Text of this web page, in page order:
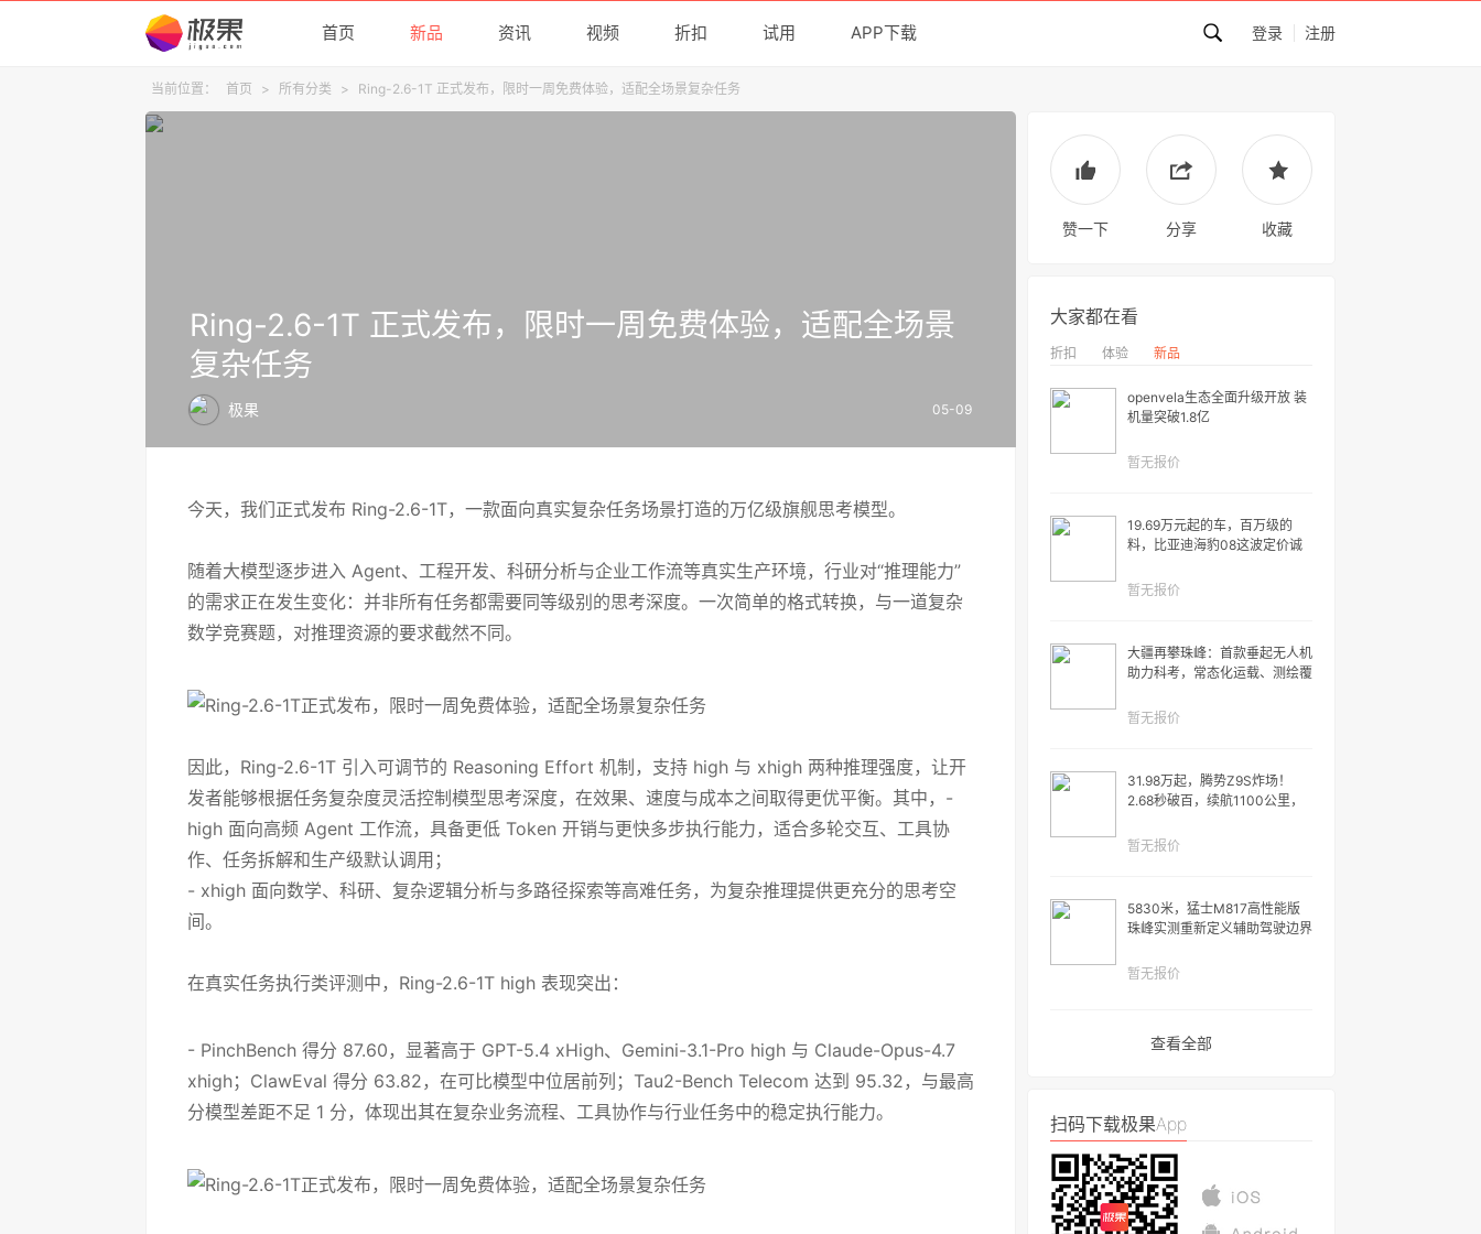
首页 新品 资讯 视频 折扣 试用 APP下载 登录 注册
当前位置： 首页 > 所有分类 > Ring-2.6-1T 正式发布，限时一周免费体验，适配全场景复杂任务
Ring-2.6-1T 正式发布，限时一周免费体验，适配全场景
复杂任务
极果 05-09
今天，我们正式发布 Ring-2.6-1T，一款面向真实复杂任务场景打造的万亿级旗舰思考模型。
随着大模型逐步进入 Agent、工程开发、科研分析与企业工作流等真实生产环境，行业对“推理能力”
的需求正在发生变化：并非所有任务都需要同等级别的思考深度。一次简单的格式转换，与一道复杂
数学竞赛题，对推理资源的要求截然不同。
因此，Ring-2.6-1T 引入可调节的 Reasoning Effort 机制，支持 high 与 xhigh 两种推理强度，让开
发者能够根据任务复杂度灵活控制模型思考深度，在效果、速度与成本之间取得更优平衡。其中，-
high 面向高频 Agent 工作流，具备更低 Token 开销与更快多步执行能力，适合多轮交互、工具协
作、任务拆解和生产级默认调用；
- xhigh 面向数学、科研、复杂逻辑分析与多路径探索等高难任务，为复杂推理提供更充分的思考空
间。
在真实任务执行类评测中，Ring-2.6-1T high 表现突出：
- PinchBench 得分 87.60，显著高于 GPT-5.4 xHigh、Gemini-3.1-Pro high 与 Claude-Opus-4.7
xhigh；ClawEval 得分 63.82，在可比模型中位居前列；Tau2-Bench Telecom 达到 95.32，与最高
分模型差距不足 1 分，体现出其在复杂业务流程、工具协作与行业任务中的稳定执行能力。
赞一下 分享 收藏
大家都在看
折扣 体验 新品
openvela生态全面升级开放 装
机量突破1.8亿
暂无报价
19.69万元起的车，百万级的
料，比亚迪海豹08这波定价诚
暂无报价
大疆再攀珠峰：首款垂起无人机
助力科考，常态化运载、测绘覆
暂无报价
31.98万起，腾势Z9S炸场！
2.68秒破百，续航1100公里，
暂无报价
5830米，猛士M817高性能版
珠峰实测重新定义辅助驾驶边界
暂无报价
查看全部
扫码下载极果App